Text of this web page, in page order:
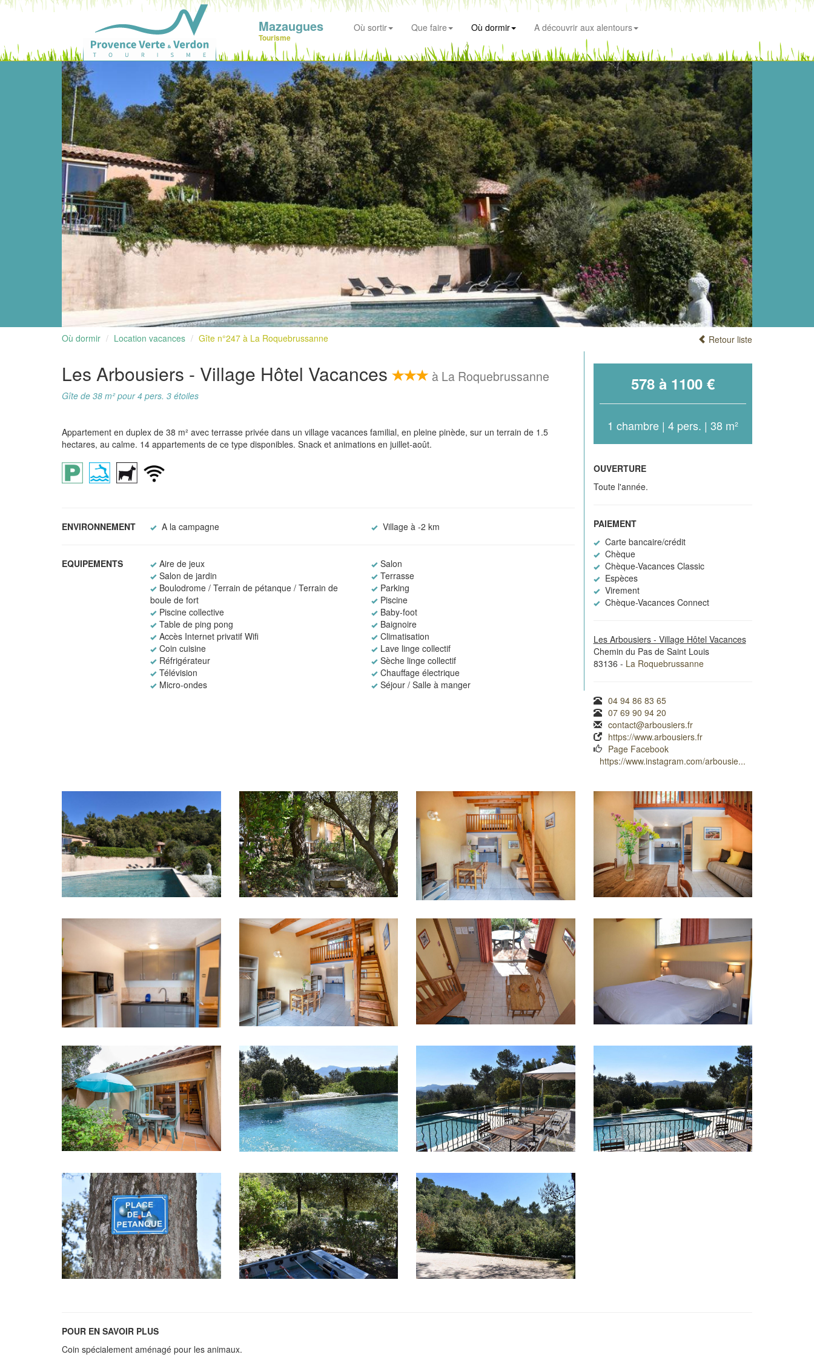
Mazaugues
Tourisme
Où sortir Que faire Où dormir A découvrir aux alentours
Où dormir Location vacances Gîte n°247 à La Roquebrussanne Retour liste
Les Arbousiers - Village Hôtel Vacances à La Roquebrussanne
Gîte de 38 m² pour 4 pers. 3 étoiles
Appartement en duplex de 38 m² avec terrasse privée dans un village vacances familial, en pleine pinède, sur un terrain de 1.5
hectares, au calme. 14 appartements de ce type disponibles. Snack et animations en juillet-août.
ENVIRONNEMENT A la campagne Village à -2 km
EQUIPEMENTS Aire de jeux
Salon
Salon de jardin
Terrasse
Boulodrome / Terrain de pétanque / Terrain de
boule de fort
Parking
Piscine
Piscine collective
Baby-foot
Table de ping pong
Baignoire
Accès Internet privatif Wifi
Climatisation
Coin cuisine
Lave linge collectif
Réfrigérateur
Sèche linge collectif
Télévision
Chauffage électrique
Micro-ondes
Séjour / Salle à manger
578 à 1100 €
1 chambre | 4 pers. | 38 m²
OUVERTURE
Toute l'année.
PAIEMENT
Carte bancaire/crédit
Chèque
Chèque-Vacances Classic
Espèces
Virement
Chèque-Vacances Connect
Les Arbousiers - Village Hôtel Vacances
Chemin du Pas de Saint Louis
83136 - La Roquebrussanne
04 94 86 83 65
07 69 90 94 20
contact@arbousiers.fr
https://www.arbousiers.fr
Page Facebook
https://www.instagram.com/arbousie...
POUR EN SAVOIR PLUS
Coin spécialement aménagé pour les animaux.